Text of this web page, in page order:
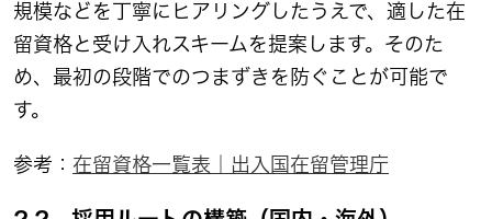
規模などを丁寧にヒアリングしたうえで、適した在
留資格と受け入れスキームを提案します。そのた
め、最初の段階でのつまずきを防ぐことが可能で
す。
参考： 在留資格一覧表｜出入国在留管理庁